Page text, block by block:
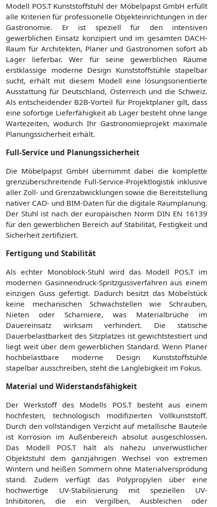
Modell POS.T Kunststoffstuhl der Möbelpapst GmbH erfüllt
alle Kriterien für professionelle Objekteinrichtungen in der
Gastronomie. Er ist speziell für den intensiven
gewerblichen Einsatz konzipiert und im gesamten DACH-
Raum für Architekten, Planer und Gastronomen sofort ab
Lager lieferbar. Wer für seine gewerblichen Räume
erstklassige moderne Design Kunststoffstühle stapelbar
sucht, erhält mit diesem Modell eine lösungsorientierte
Ausstattung für Deutschland, Österreich und die Schweiz.
Als entscheidender B2B-Vorteil für Projektplaner gilt, dass
eine sofortige Lieferfähigkeit ab Lager besteht ohne lange
Wartezeiten, wodurch Ihr Gastronomieprojekt maximale
Planungssicherheit erhält.
Full-Service und Planungssicherheit
Die Möbelpapst GmbH übernimmt dabei die komplette
grenzüberschreitende Full-Service-Projektlogistik inklusive
aller Zoll- und Grenzabwicklungen sowie die Bereitstellung
nativer CAD- und BIM-Daten für die digitale Raumplanung.
Der Stuhl ist nach der europäischen Norm DIN EN 16139
für den gewerblichen Bereich auf Stabilität, Festigkeit und
Sicherheit zertifiziert.
Fertigung und Stabilität
Als echter Monoblock-Stuhl wird das Modell POS.T im
modernen Gasinnendruck-Spritzgussverfahren aus einem
einzigen Guss gefertigt. Dadurch besitzt das Möbelstück
keine mechanischen Schwachstellen wie Schrauben,
Nieten oder Scharniere, was Materialbrüche im
Dauereinsatz wirksam verhindert. Die statische
Dauerbelastbarkeit des Sitzplatzes ist gewichtstestiert und
liegt weit über dem gewerblichen Standard. Wenn Planer
hochbelastbare moderne Design Kunststoffstühle
stapelbar ausschreiben, steht die Langlebigkeit im Fokus.
Material und Widerstandsfähigkeit
Der Werkstoff des Modells POS.T besteht aus einem
hochfesten, technologisch modifizierten Vollkunststoff.
Durch den vollständigen Verzicht auf metallische Bauteile
ist Korrosion im Außenbereich absolut ausgeschlossen.
Das Modell POS.T hält als nahezu unverwüstlicher
Objektstuhl dem ganzjährigen Wechsel von extremen
Wintern und heißen Sommern ohne Materialversprödung
stand. Zudem verfügt das Polypropylen über eine
hochwertige UV-Stabilisierung mit speziellen UV-
Inhibitoren, die ein Vergilben, Ausbleichen oder